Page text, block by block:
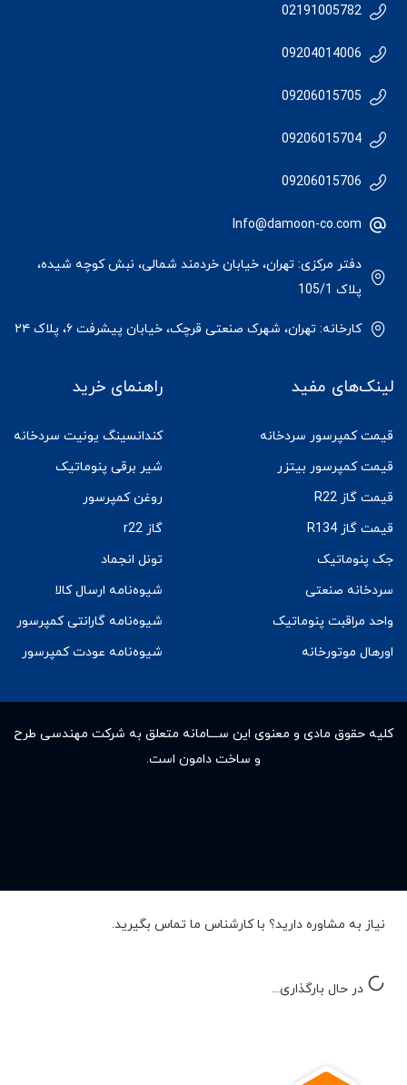
02191005782
09204014006
09206015705
09206015704
09206015706
Info@damoon-co.com
دفتر مرکزی: تهران، خیابان خردمند شمالی، نبش کوچه شیده،
پلاک 105/1
کارخانه: تهران، شهرک صنعتی قرچک، خیابان پیشرفت ۶، پلاک ۲۴
لینک‌های مفید
قیمت کمپرسور سردخانه
قیمت کمپرسور بیتزر
قیمت گاز R22
قیمت گاز R134
جک پنوماتیک
سردخانه صنعتی
واحد مراقبت پنوماتیک
اورهال موتورخانه
راهنمای خرید
کندانسینگ یونیت سردخانه
شیر برقی پنوماتیک
روغن کمپرسور
گاز r22
تونل انجماد
شیوه‌نامه ارسال کالا
شیوه‌نامه گارانتی کمپرسور
شیوه‌نامه عودت کمپرسور
کلیه حقوق مادى و معنوى این ســـامانه متعلق به شرکت مهندسی طرح
و ساخت دامون است.
نیاز به مشاوره دارید؟ با کارشناس ما تماس بگیرید.
در حال بارگذاری...